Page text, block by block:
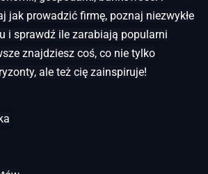
jak prowadzić firmę, poznaj niezwykłe
i sprawdź ile zarabiają popularni
znajdziesz coś, co nie tylko
ale też cię zainspiruje!